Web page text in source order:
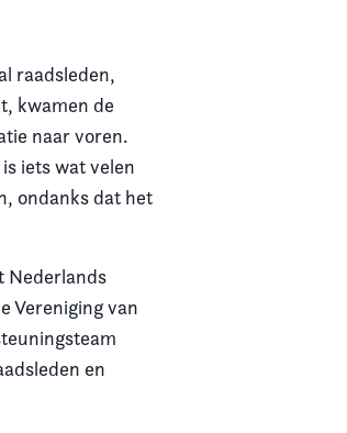
raadsleden,
kwamen de
naar voren.
iets wat velen
ondanks dat het
Nederlands
Vereniging van
en